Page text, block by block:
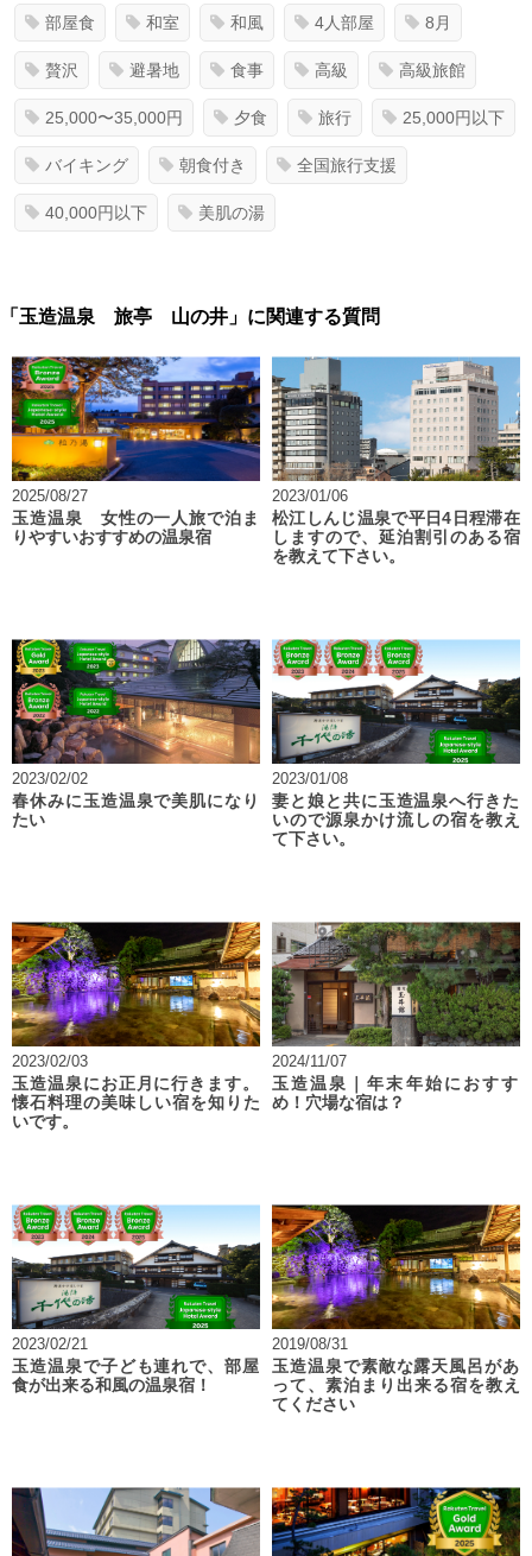
部屋食 和室 和風 4人部屋 8月
贅沢 避暑地 食事 高級 高級旅館
25,000〜35,000円 夕食 旅行 25,000円以下
バイキング 朝食付き 全国旅行支援
40,000円以下 美肌の湯
「玉造温泉 旅亭 山の井」に関連する質問
2025/08/27
玉造温泉 女性の一人旅で泊ま
りやすいおすすめの温泉宿
2023/01/06
松江しんじ温泉で平日4日程滞在
しますので、延泊割引のある宿
を教えて下さい。
2023/02/02
春休みに玉造温泉で美肌になり
たい
2023/01/08
妻と娘と共に玉造温泉へ行きた
いので源泉かけ流しの宿を教え
て下さい。
2023/02/03
玉造温泉にお正月に行きます。
懐石料理の美味しい宿を知りた
いです。
2024/11/07
玉造温泉｜年末年始におすす
め！穴場な宿は？
2023/02/21
玉造温泉で子ども連れで、部屋
食が出来る和風の温泉宿！
2019/08/31
玉造温泉で素敵な露天風呂があ
って、素泊まり出来る宿を教え
てください